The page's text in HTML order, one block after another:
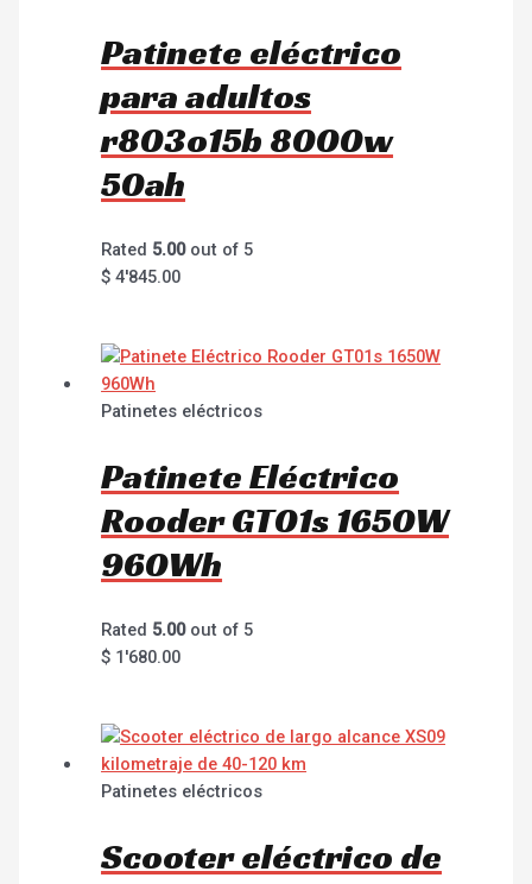
Patinete eléctrico
para adultos
r803o15b 8000w
50ah
Rated 5.00out of 5
$ 4'845.00
Patinetes eléctricos
Patinete Eléctrico
Rooder GT01s 1650W
960Wh
Rated 5.00out of 5
$ 1'680.00
Patinetes eléctricos
Scooter eléctrico de